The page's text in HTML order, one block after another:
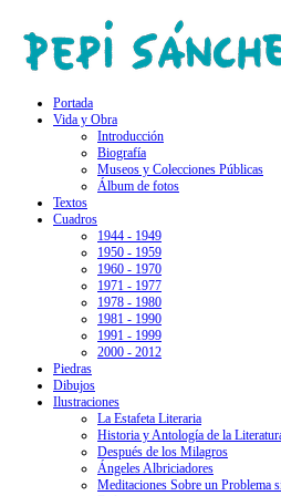
Portada
Vida y Obra
Introducción
Biografía
Museos y Colecciones Públicas
Álbum de fotos
Textos
Cuadros
1944 - 1949
1950 - 1959
1960 - 1970
1971 - 1977
1978 - 1980
1981 - 1990
1991 - 1999
2000 - 2012
Piedras
Dibujos
Ilustraciones
La Estafeta Literaria
Historia y Antología de la
Después de los Milagros
Ángeles Albriciadores
Meditaciones Sobre un Problema